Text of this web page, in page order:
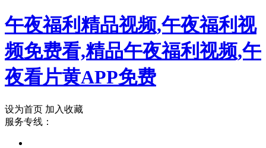
午夜福利精品视频,午夜福利视
频免费看,精品午夜福利视频,午
夜看片黄APP免费
设为首页 加入收藏
服务专线：